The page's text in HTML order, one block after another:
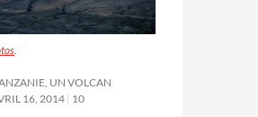
.
UN VOLCAN
16, 2014 10